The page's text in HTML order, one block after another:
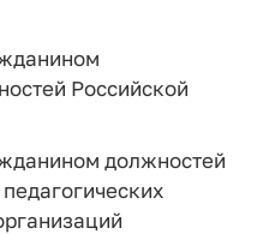
Российской
должностей